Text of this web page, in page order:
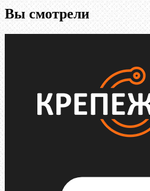
Вы смотрели